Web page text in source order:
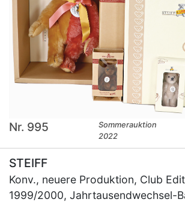
Nr. 995
Sommerauktion
2022
STEIFF
Konv., neuere Produktion, Club
1999/2000, Jahrtausendwechsel-